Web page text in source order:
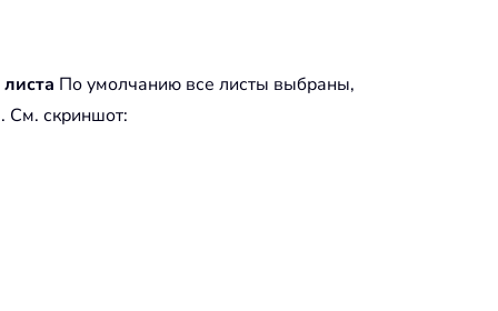
По умолчанию все листы выбраны,
. См. скриншот: